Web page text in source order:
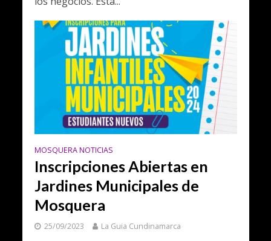
MOSQUERA NOTICIAS
Inscripciones Abiertas en
Jardines Municipales de
Mosquera
25/09/2023 La Guia Cundinamarca